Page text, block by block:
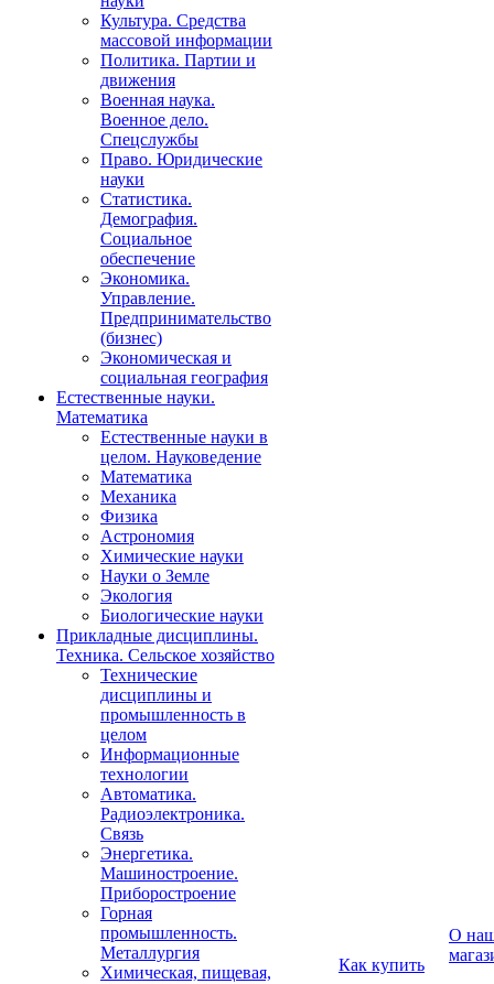
Культура. Средства
массовой информации
Политика. Партии и
движения
Военная наука.
Военное дело.
Спецслужбы
Право. Юридические
науки
Статистика.
Демография.
Социальное
обеспечение
Экономика.
Управление.
Предпринимательство
(бизнес)
Экономическая и
социальная география
Естественные науки.
Математика
Естественные науки в
целом. Науковедение
Математика
Механика
Физика
Астрономия
Химические науки
Науки о Земле
Экология
Биологические науки
Прикладные дисциплины.
Техника. Сельское хозяйство
Технические
дисциплины и
промышленность в
целом
Информационные
технологии
Автоматика.
Радиоэлектроника.
Связь
Энергетика.
Машиностроение.
Приборостроение
Горная
промышленность.
Металлургия
Химическая, пищевая,
Как купить
О